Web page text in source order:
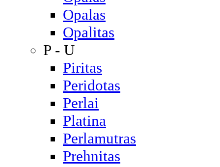
Opalas
Opalitas
P - U
Piritas
Peridotas
Perlai
Platina
Perlamutras
Prehnitas